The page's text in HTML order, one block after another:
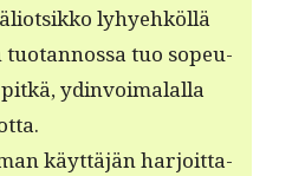
lyhyehköl­lä
tuo sopeu­
ydin­voimalal­la
käyt­täjän har­joit­ta­